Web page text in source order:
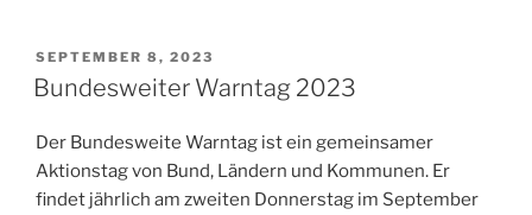
VERÖFFENTLICHT
AM
SEPTEMBER 8, 2023
Bundesweiter Warntag 2023
Der Bundesweite Warntag ist ein gemeinsamer
Aktionstag von Bund, Ländern und Kommunen. Er
findet jährlich am zweiten Donnerstag im September